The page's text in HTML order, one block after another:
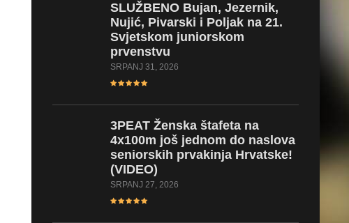
SLUŽBENOBujan, Jezernik,
Nujić, Pivarski i Poljak na 21.
Svjetskom juniorskom
prvenstvu
SRPANJ 31, 2026
3PEATŽenska štafeta na
4x100m još jednom do naslova
seniorskih prvakinja Hrvatske!
(VIDEO)
SRPANJ 27, 2026